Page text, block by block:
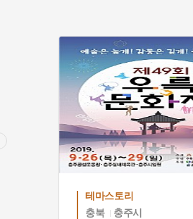
#산성 #동화 #생활용품
테마스토리
충북
충주시